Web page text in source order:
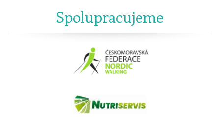
Spolupracujeme